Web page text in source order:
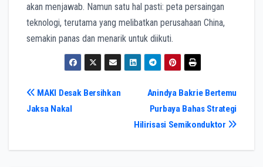
akan menjawab. Namun satu hal pasti: peta persaingan
teknologi, terutama yang melibatkan perusahaan China,
semakin panas dan menarik untuk diikuti.
Navigasi
Anindya Bakrie Bertemu
Purbaya Bahas Strategi
Hilirisasi Semikonduktor
MAKI Desak Bersihkan
Jaksa Nakal